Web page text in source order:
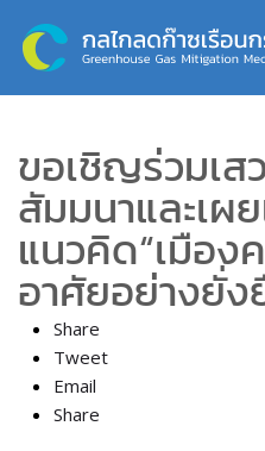
Skip to main content
ขอเชิญร่วมเส
สัมมนาและเผ
แนวคิด“เมือง
อาศัยอย่างยั่ง
Share
Tweet
Email
Share